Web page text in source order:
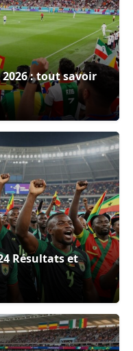
: tout savoir
Résultats et